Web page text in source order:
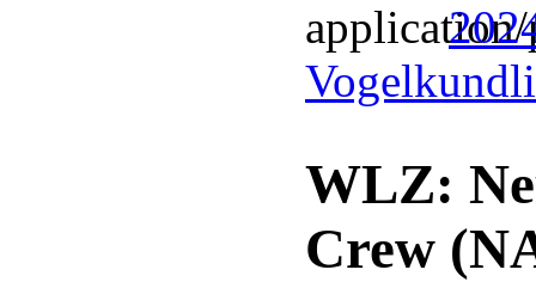
WLZ:
Crew